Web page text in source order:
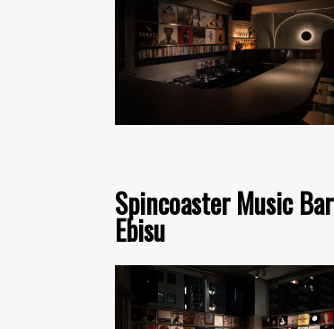
Spincoaster Music Bar
Ebisu